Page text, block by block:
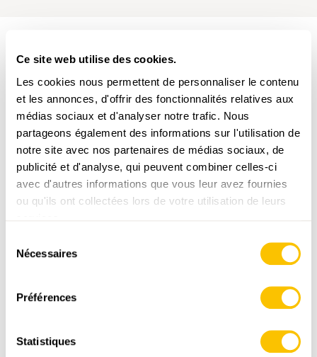
Ce site web utilise des cookies.
Les cookies nous permettent de personnaliser le contenu
et les annonces, d'offrir des fonctionnalités relatives aux
médias sociaux et d'analyser notre trafic. Nous
partageons également des informations sur l'utilisation de
notre site avec nos partenaires de médias sociaux, de
publicité et d'analyse, qui peuvent combiner celles-ci
avec d'autres informations que vous leur avez fournies
ou qu'ils ont collectées lors de votre utilisation de leurs
Nécessaires
Préférences
Statistiques
PARCOURS DE LA RANDONNÉE
Données:
swisstopo
www.suisse-rando.ch